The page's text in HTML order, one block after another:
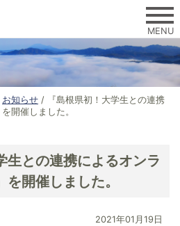
MENU
お知らせ /
『島根県初！大学生との連携
開催しました。
生との連携によるオンラ
開催しました。
2021年01月19日